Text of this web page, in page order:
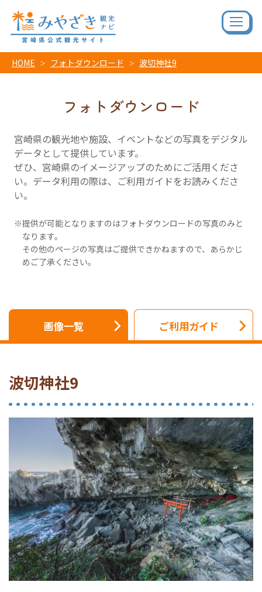
HOME フォトダウンロード 波切神社9
フォトダウンロード
宮崎県の観光地や施設、イベントなどの写真をデジタル
データとして提供しています。
ぜひ、宮崎県のイメージアップのためにご活用くださ
い。データ利用の際は、ご利用ガイドをお読みくださ
い。
提供が可能となりますのはフォトダウンロードの写真のみと
なります。
その他のページの写真はご提供できかねますので、あらかじ
めご了承ください。
画像一覧 ご利用ガイド
波切神社9